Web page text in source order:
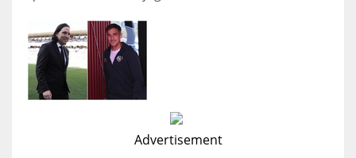
Advertisement